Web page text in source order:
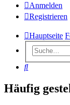
Anmelden
Registrieren
Hauptseite
Suche
Häufig